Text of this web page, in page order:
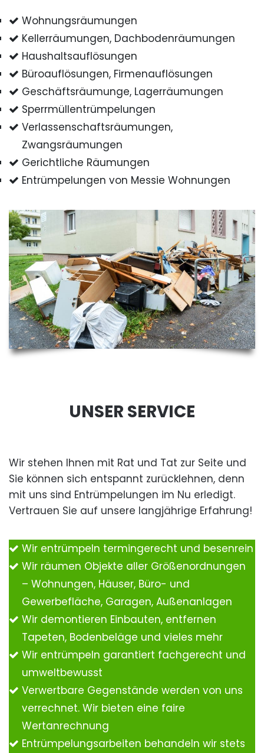
Wohnungsräumungen
Kellerräumungen, Dachbodenräumungen
Haushaltsauflösungen
Büroauflösungen, Firmenauflösungen
Geschäftsräumunge, Lagerräumungen
Sperrmüllentrümpelungen
Verlassenschaftsräumungen,
Zwangsräumungen
Gerichtliche Räumungen
Entrümpelungen von Messie Wohnungen
UNSER SERVICE
Wir stehen Ihnen mit Rat und Tat zur Seite und
Sie können sich entspannt zurücklehnen, denn
mit uns sind Entrümpelungen im Nu erledigt.
Vertrauen Sie auf unsere langjährige Erfahrung!
Wir entrümpeln termingerecht und besenrein
Wir räumen Objekte aller Größenordnungen
– Wohnungen, Häuser, Büro- und
Gewerbefläche, Garagen, Außenanlagen
Wir demontieren Einbauten, entfernen
Tapeten, Bodenbeläge und vieles mehr
Wir entrümpeln garantiert fachgerecht und
umweltbewusst
Verwertbare Gegenstände werden von uns
verrechnet. Wir bieten eine faire
Wertanrechnung
Entrümpelungsarbeiten behandeln wir stets